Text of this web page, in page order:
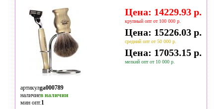
Цена: 14229.93 р.
крупный опт от 100 000 р.
Цена: 15226.03 р.
средний опт от 50 000 р.
Цена: 17053.15 р.
мелкий опт от 10 000 р.
артикулga000789
наличиев наличии
мин опт.1